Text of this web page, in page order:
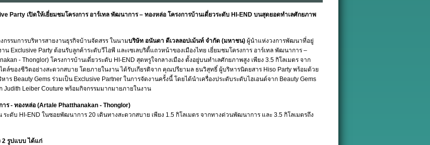
Party เปิดให้เยี่ยมชมโครงการ อาร์เทล พัฒนาการ – ทองหล่อ โครงการบ้านเดี่ยวระดับ HI-END บนสุดยอดทำเลศักยภาพ
กรรมการบริหารสายงานธุรกิจบ้านจัดสรร ในนามบริษัท อนันดา ดีเวลลอปเม้นท์ จำกัด (มหาชน) ผู้นำแห่งวงการพัฒนาที่อยู่
น Exclusive Party ต้อนรับลูกค้าระดับวีไอพี และเซเลบริตี้แถวหน้าของเมืองไทย เยี่ยมชมโครงการ อาร์เทล พัฒนาการ –
- Thonglor) โครงการบ้านเดี่ยวระดับ HI-END สุดหรูใจกลางเมือง ตั้งอยู่บนทำเลศักยภาพสูง เพียง 3.5 กิโลเมตร จาก
ล์ของชีวิตอย่างสะดวกสบาย โดยภายในงาน ได้รับเกียรติจาก คุณปรียามล ธนวิสุทธิ์ ผู้บริหารนิตยสาร Hiso Party พร้อมด้วย
ร Beauty Gems ร่วมเป็น Exclusive Partner ในการจัดงานครั้งนี้ โดยได้นำเครื่องประดับระดับไฮเอนด์จาก Beauty Gems
Judith Leiber Couture พร้อมกิจกรรมมากมายภายในงาน
าร - ทองหล่อ (Artale Phatthanakan - Thonglor)
ระดับ HI-END ในซอยพัฒนาการ 20 เดินทางสะดวกสบาย เพียง 1.5 กิโลเมตร จากทางด่วนพัฒนาการ และ 3.5 กิโลเมตรถึง
2 รูปแบบ ได้แก่